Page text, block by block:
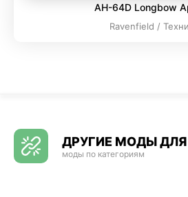
AH-64D Longbow
Ravenfield /
ДРУГИЕ МОДЫ ДЛЯ
моды по категориям